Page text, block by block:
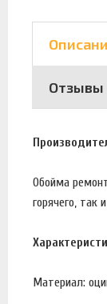
Отзывы
Обойма
горячего, так
Материал: